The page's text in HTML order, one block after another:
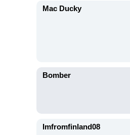
Mac Ducky
Bomber
Imfromfinland08